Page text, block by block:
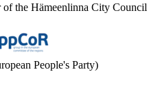
of the Hämeenlinna City Council
People's Party)